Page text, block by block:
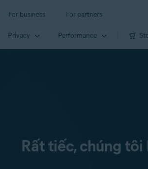
For business For partners
Privacy Performance
Rất tiếc, chúng